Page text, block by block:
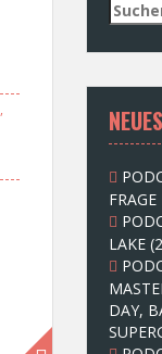
,
S
u
c
e
n
n
c
h
:
LAKE
DAY,